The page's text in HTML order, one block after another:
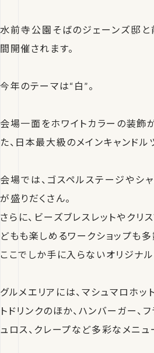
水前寺公園そばのジェーンズ邸
間開催されます。
今年のテーマは“白”。
会場一面をホワイトカラーの装飾
た、日本最大級のメインキャンド
会場では、ゴスペルステージやシ
が盛りだくさん。
さらに、ビーズブレスレットやクリ
どもも楽しめるワークショップも多
ここでしか手に入らないオリジナル
グルメエリアには、マシュマロホ
トドリンクのほか、ハンバーガー、
ュロス、クレープなど多彩なメニュ